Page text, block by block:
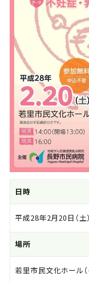
日時
平成28年2月20日（土
場所
若里市民文化ホール